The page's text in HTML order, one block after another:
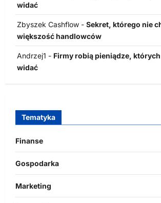
widać
Zbyszek Cashflow - Sekret, którego nie
większość handlowców
Andrzej1 - Firmy robią pieniądze,
widać
Tematyka
Finanse
Gospodarka
Marketing